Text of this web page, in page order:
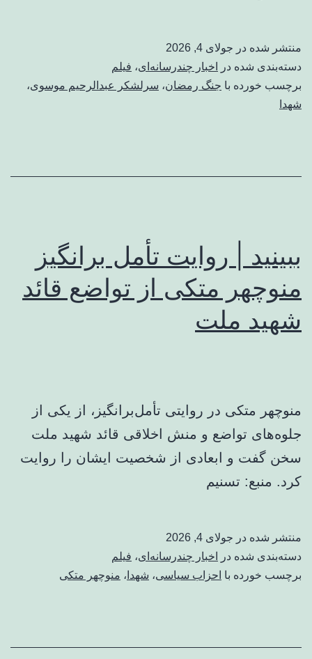
منتشر شده در جولای 4, 2026
دسته‌بندی شده در
اخبار چندرسانه‌ای، فیلم
برچسب خورده با جنگ رمضان، سرلشکر عبدالرحیم موسوی،
شهدا
ببینید | روایت تأمل برانگیز
منوچهر متکی از تواضع قائد
شهید ملت
منوچهر متکی در روایتی تأمل‌برانگیز، از یکی از
جلوه‌های تواضع و منش اخلاقی قائد شهید ملت
سخن گفت و ابعادی از شخصیت ایشان را روایت
کرد. منبع: تسنیم
منتشر شده در جولای 4, 2026
دسته‌بندی شده در
اخبار چندرسانه‌ای، فیلم
برچسب خورده با احزاب سیاسی، شهدا ، منوچهر متکی